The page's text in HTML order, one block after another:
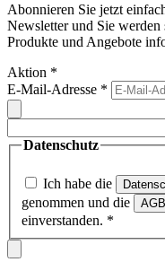
Abonnieren Sie jetzt
Newsletter und Sie werden
Produkte und Angebote
Aktion *
E-Mail-Adresse *
Datenschutz
Ich habe die
genommen und die
AGB
einverstanden. *